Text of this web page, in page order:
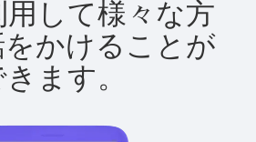
用して様々な方
かけることが
ます。